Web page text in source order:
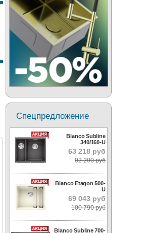
Спецпредложение
Blanco Subline
340/160-U
63 218 руб
92 290 руб
Blanco Etagon 500-
U
69 043 руб
100 790 руб
Blanco Subline 700-